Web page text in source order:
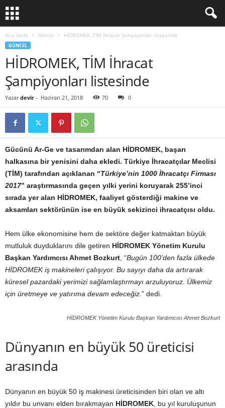
Ana Sayfa Güncel HİDROMEK, TİM İhracat Şampiyonları listesinde
GÜNCEL
HİDROMEK, TİM İhracat
Şampiyonları listesinde
Yazar devir - Haziran 21, 2018 70 0
Gücünü Ar-Ge ve tasarımdan alan HİDROMEK, başarı
halkasına bir yenisini daha ekledi. Türkiye İhracatçılar Meclisi
(TİM) tarafından açıklanan “Türkiye’nin 1000 İhracatçı Firması
2017” araştırmasında geçen yılki yerini koruyarak 255’inci
sırada yer alan HİDROMEK, faaliyet gösterdiği makine ve
aksamları sektörünün ise en büyük sekizinci ihracatçısı oldu.
Hem ülke ekonomisine hem de sektöre değer katmaktan büyük
mutluluk duyduklarını dile getiren HİDROMEK Yönetim Kurulu
Başkan Yardımcısı Ahmet Bozkurt , “Bugün 100’den fazla ülkede
HİDROMEK iş makineleri çalışıyor. Bu sayıyı daha da artırarak
küresel pazardaki yerimizi sağlamlaştırmayı arzuluyoruz. Ülkemiz
için üretmeye ve yatırıma devam edeceğiz. ” dedi.
HİDROMEK Yönetim Kurulu Başkan Yardımcısı Ahmet Bozkurt
Dünyanın en büyük 50 üreticisi
arasında
Dünyanın en büyük 50 iş makinesi üreticisinden biri olan ve altı
yıldır bu unvanı elden bırakmayan HİDROMEK , bu yıl kuruluşunun